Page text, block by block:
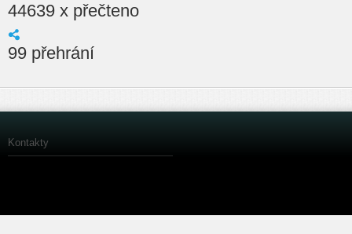
44639 x přečteno
99 přehrání
Kontakty